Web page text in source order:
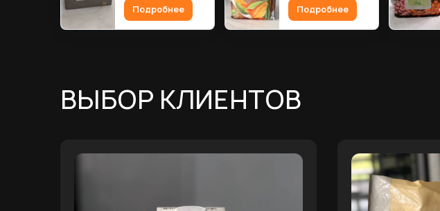
Подробнее
Подробнее
ВЫБОР КЛИЕНТОВ